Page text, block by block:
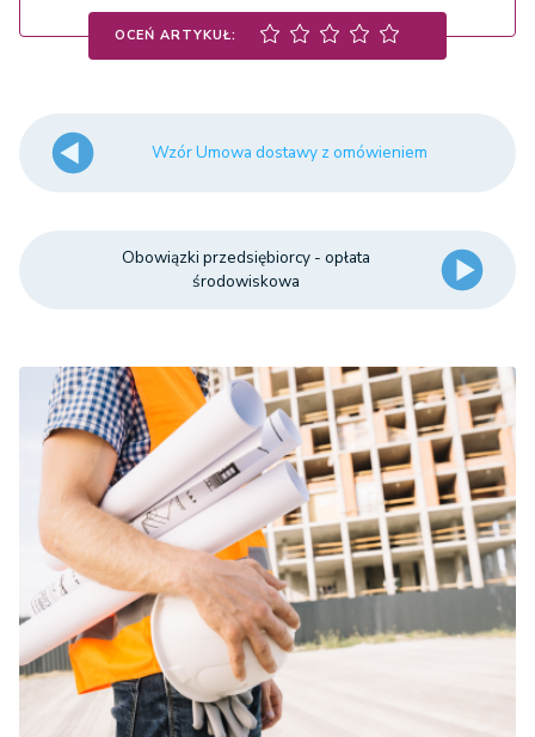
OCEŃ ARTYKUŁ:
Wzór Umowa dostawy z omówieniem
Obowiązki przedsiębiorcy - opłata
środowiskowa